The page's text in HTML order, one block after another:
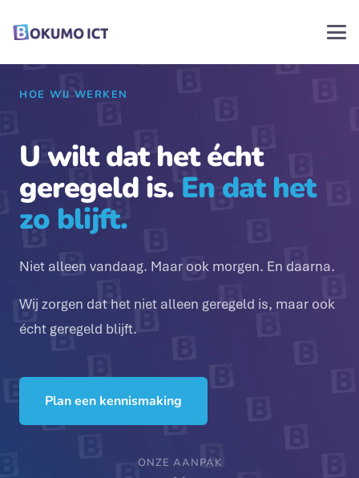
HOE WIJ WERKEN
U wilt dat het écht
geregeld is. En dat het
zo blijft.
Niet alleen vandaag. Maar ook morgen. En daarna.
Wij zorgen dat het niet alleen geregeld is, maar ook
écht geregeld blijft.
Plan een kennismaking
ONZE AANPAK